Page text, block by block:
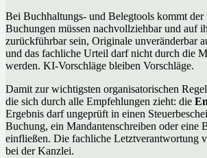
Bei Buchhaltungs- und Belegtools kommt der
Buchungen müssen nachvollziehbar und auf
zurückführbar sein, Originale unveränderbar
und das fachliche Urteil darf nicht durch die
werden. KI-Vorschläge bleiben Vorschläge.
Damit zur wichtigsten organisatorischen
die sich durch alle Empfehlungen zieht: die
Ergebnis darf ungeprüft in einen
Buchung, ein Mandantenschreiben oder eine
einfließen. Die fachliche Letztverantwortung
bei der Kanzlei.